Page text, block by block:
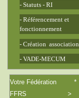
- Référencement et
fonctionnement
- VADE-MECUM
- Statuts - RI
- Création association
Votre Fédération *
FFRS >